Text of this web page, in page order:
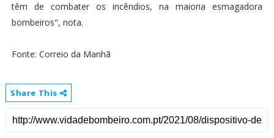
têm de combater os incêndios, na maioria esmagadora
bombeiros", nota.
Fonte: Correio da Manhã
Share This